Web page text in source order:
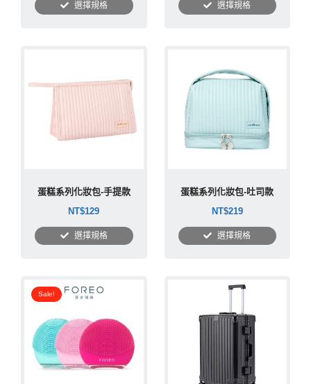
選擇規格 選擇規格
蛋糕系列化妝包-手提款
NT$129
選擇規格
蛋糕系列化妝包-吐司款
NT$219
選擇規格
Sale!
始
價
NT$2,490。NT$2,290。